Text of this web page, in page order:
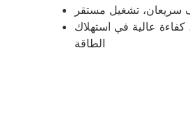
سريعان، تشغيل مستقر
عالية في استهلاك
الطاقة